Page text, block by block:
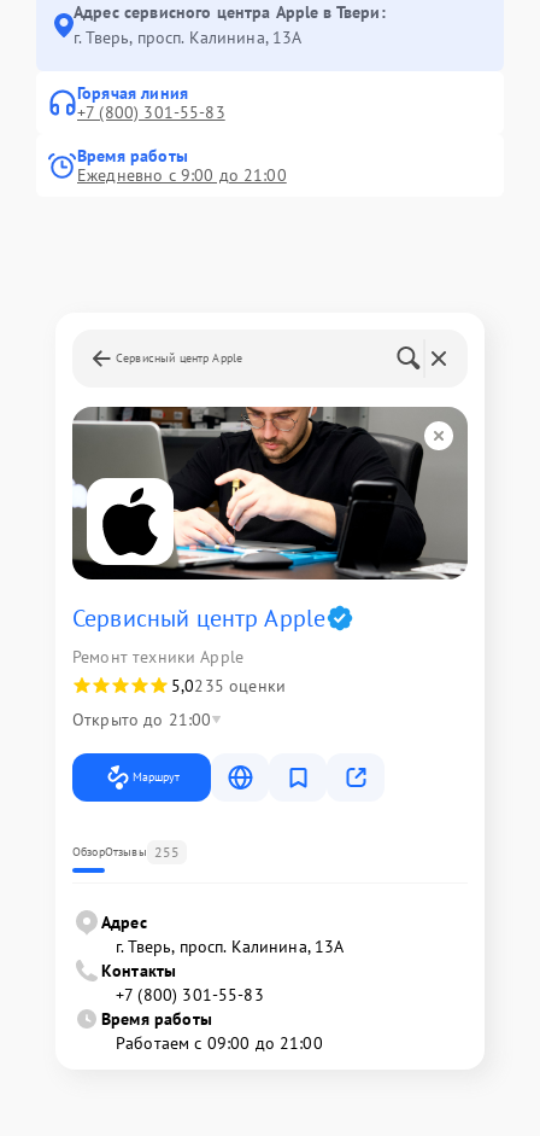
Адрес сервисного центра Apple в Твери:
г. Тверь, просп. Калинина, 13А
Горячая линия
+7 (800) 301-55-83
Время работы
Ежедневно с 9:00 до 21:00
Сервисный центр Apple
Сервисный центр Apple
Ремонт техники Apple
5,0235 оценки
Открыто до 21:00
Маршрут
ОбзорОтзывы 255
Адрес
г. Тверь, просп. Калинина, 13А
Контакты
+7 (800) 301-55-83
Время работы
Работаем с 09:00 до 21:00